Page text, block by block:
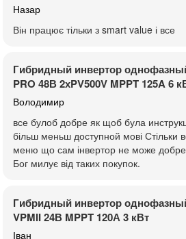
Назар
Він працює тільки з smart value і все
Гибридный инвертор
PRO 48В 2хPV500V MPPT 125A 6
Володимир
все булоб добре як щоб була
більш меньш доступной мові Стільки
меню що сам інвертор не може добре
Бог милує від таких покупок.
Гибридный инвертор
VPMII 24В MPPT 120А 3 кВт
Іван